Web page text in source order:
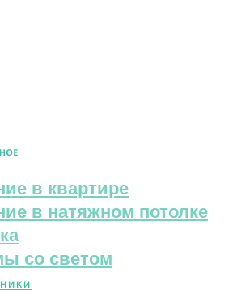
в квартире
в натяжном потолке
со светом